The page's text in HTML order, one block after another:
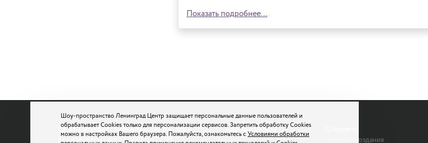
Шоу-пространство Ленинград Центр защищает персональные данные пользователей и
обрабатывает Cookies только для персонализации сервисов. Запретить обработку Cookies
можно в настройках Вашего браузера. Пожалуйста, ознакомьтесь сУсловиями обработки
Показать подробнее...
Санкт-Петербург, Потемкинская, д.4, лит. А
Время работы кассы с 12:00 до 22:00
Афиша и билеты
Шоу
История создания